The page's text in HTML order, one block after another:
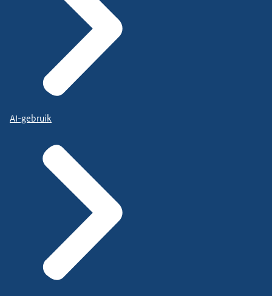
AI-gebruik